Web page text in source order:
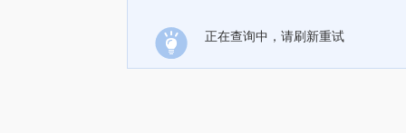
正在查询中，请刷新重试